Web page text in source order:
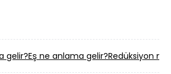
gelir?Eş ne anlama gelir?Redüksiyon